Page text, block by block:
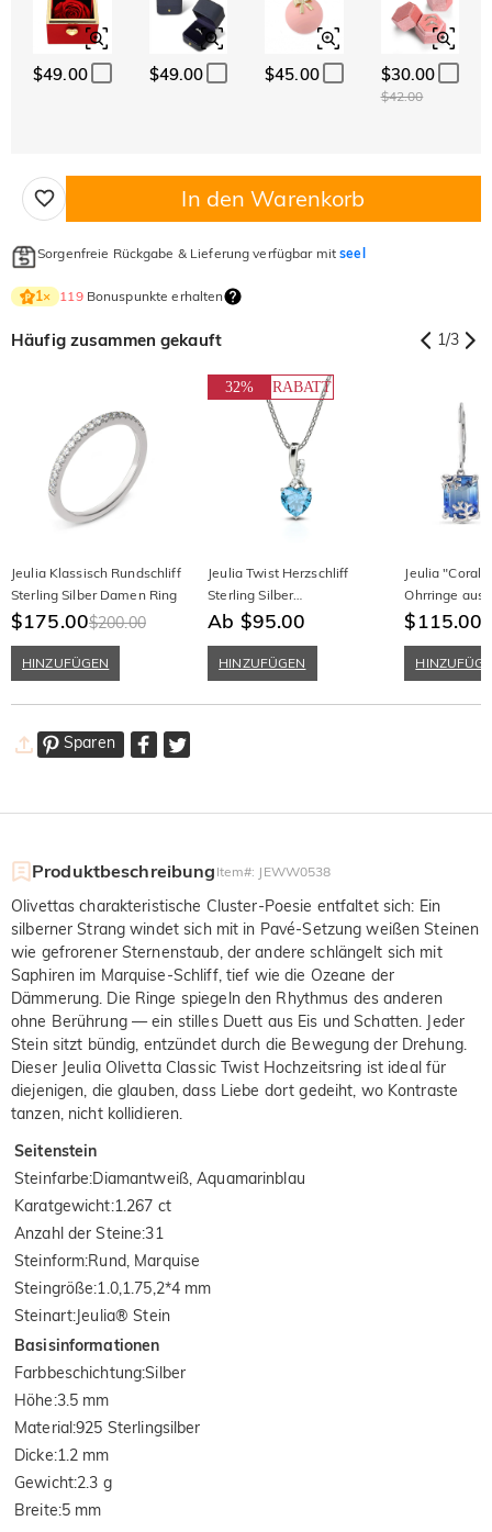
$49.00 $49.00 $45.00 $30.00
$42.00
In den Warenkorb
Sorgenfreie Rückgabe & Lieferung verfügbar mitseel
1× 119Bonuspunkte erhalten
Häufig zusammen gekauft 1/3
Jeulia Klassisch Rundschliff
Sterling Silber Damen Ring
$175.00$200.00
HINZUFÜGEN
32% RABATT
Jeulia Twist Herzschliff
Sterling Silber
Personalisierte Halskette
Ab $95.00
HINZUFÜGEN
Jeulia "Coral
Ohrringe aus
mit
$115.00
Sparen
Produktbeschreibung Item#: JEWW0538
Olivettas charakteristische Cluster-Poesie entfaltet sich: Ein
silberner Strang windet sich mit in Pavé-Setzung weißen Steinen
wie gefrorener Sternenstaub, der andere schlängelt sich mit
Saphiren im Marquise-Schliff, tief wie die Ozeane der
Dämmerung. Die Ringe spiegeln den Rhythmus des anderen
ohne Berührung — ein stilles Duett aus Eis und Schatten. Jeder
Stein sitzt bündig, entzündet durch die Bewegung der Drehung.
Dieser Jeulia Olivetta Classic Twist Hochzeitsring ist ideal für
diejenigen, die glauben, dass Liebe dort gedeiht, wo Kontraste
tanzen, nicht kollidieren.
Seitenstein
Steinfarbe:Diamantweiß, Aquamarinblau
Karatgewicht:1.267 ct
Anzahl der Steine:31
Steinform:Rund, Marquise
Steingröße:1.0,1.75,2*4 mm
Steinart:Jeulia® Stein
Basisinformationen
Farbbeschichtung:Silber
Höhe:3.5 mm
Material:925 Sterlingsilber
Dicke:1.2 mm
Gewicht:2.3 g
Breite:5 mm